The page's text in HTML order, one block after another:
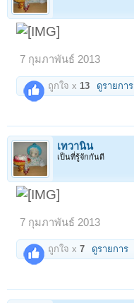
7 กุมภาพันธ์ 2013
ถูกใจ x 13 ดูรายการ
เทวานิน
เป็นที่รู้จักกันดี
7 กุมภาพันธ์ 2013
ถูกใจ x7 ดูรายการ